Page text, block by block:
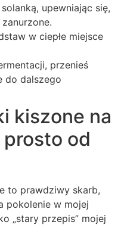
upewniając się,
w ciepłe miejsce
przenieś
do dalszego
kiszone na
od
to prawdziwy skarb,
pokolenie w mojej
„stary przepis” mojej